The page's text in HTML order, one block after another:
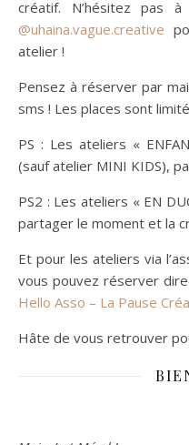
créatif. N’hésitez pas
@uhaina.vague.creative
atelier !
Pensez à réserver par
sms ! Les places sont
PS : Les ateliers «
(sauf atelier MINI KIDS),
PS2 : Les ateliers « EN
partager le moment et la
Et pour les ateliers via
vous pouvez réserver
Hello Asso – La Pause
Hâte de vous retrouver